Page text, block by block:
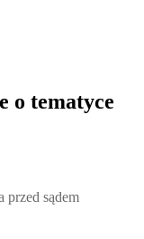
o tematyce
sądem lekarskim,
przed sądem